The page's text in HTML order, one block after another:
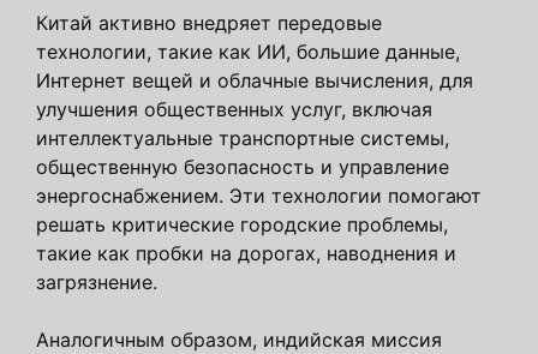
Китай активно внедряет передовые
технологии, такие как ИИ, большие данные,
Интернет вещей и облачные вычисления, для
улучшения общественных услуг, включая
интеллектуальные транспортные системы,
общественную безопасность и управление
энергоснабжением. Эти технологии помогают
решать критические городские проблемы,
такие как пробки на дорогах, наводнения и
загрязнение.
Аналогичным образом, индийская миссия